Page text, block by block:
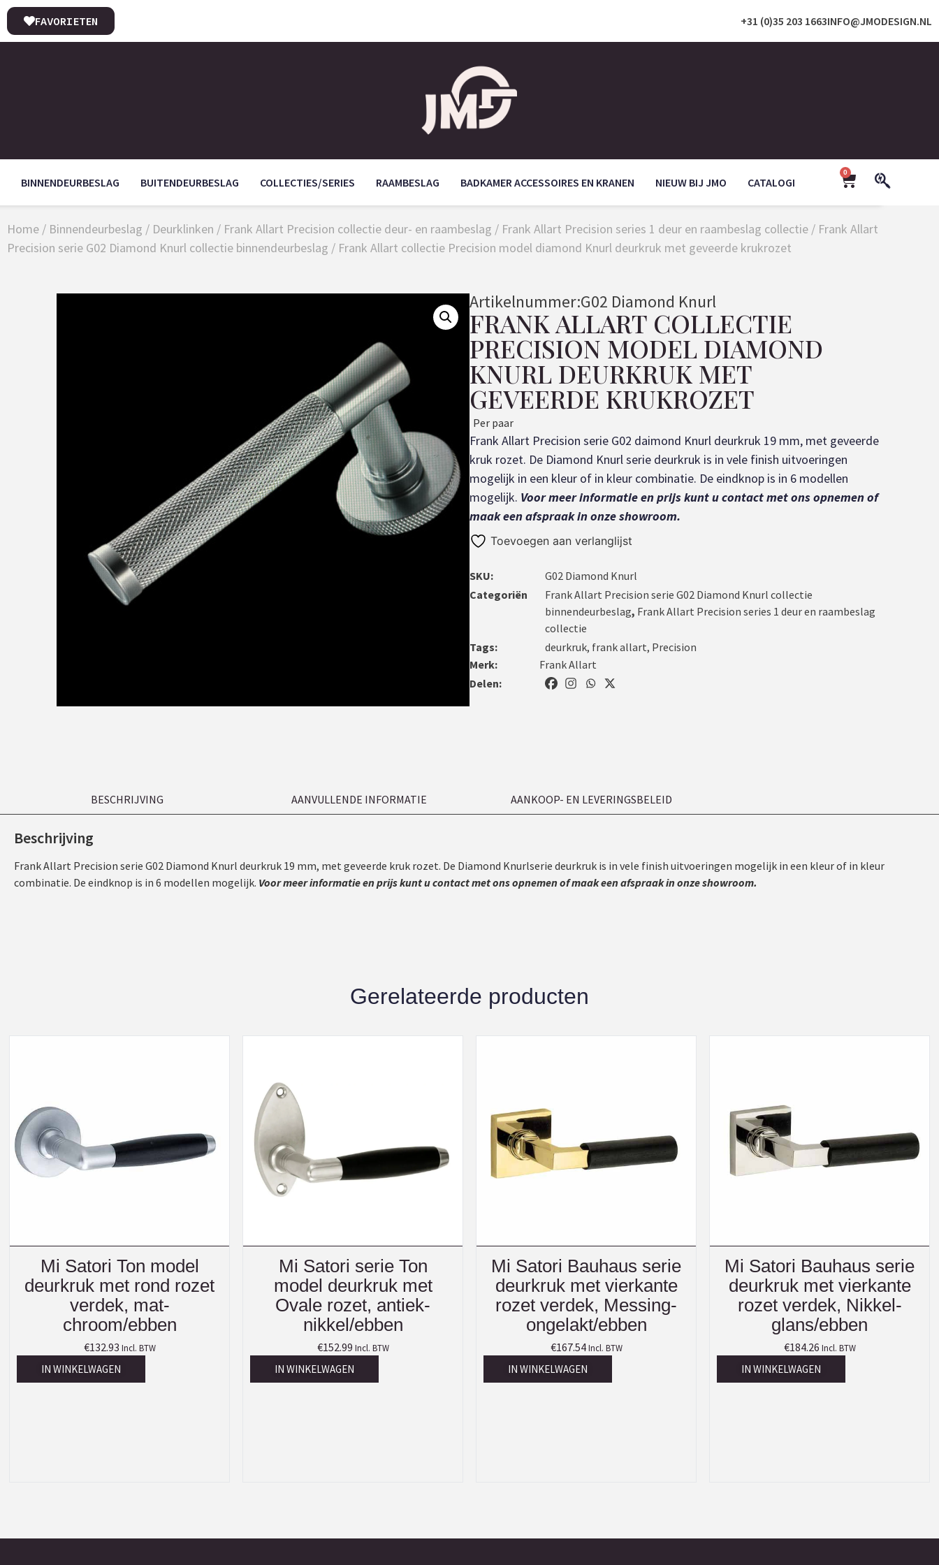
INFO@JMODESIGN.NL
+31 (0)35 203 1663
FAVORIETEN
BINNENDEURBESLAG BUITENDEURBESLAG COLLECTIES/SERIES RAAMBESLAG BADKAMER ACCESSOIRES EN KRANEN NIEUW BIJ JMO CATALOGI
0
Home / Binnendeurbeslag / Deurklinken / Frank Allart Precision collectie deur- en raambeslag / Frank Allart Precision series 1 deur en raambeslag collectie / Frank Allart
Precision serie G02 Diamond Knurl collectie binnendeurbeslag / Frank Allart collectie Precision model diamond Knurl deurkruk met geveerde krukrozet
Artikelnummer:G02 Diamond Knurl
FRANK ALLART COLLECTIE
PRECISION MODEL DIAMOND
KNURL DEURKRUK MET
GEVEERDE KRUKROZET
Per paar
Frank Allart Precision serie G02 daimond Knurl deurkruk 19 mm, met geveerde
kruk rozet. De Diamond Knurl serie deurkruk is in vele finish uitvoeringen
mogelijk in een kleur of in kleur combinatie. De eindknop is in 6 modellen
mogelijk. Voor meer informatie en prijs kunt u contact met ons opnemen of
maak een afspraak in onze showroom.
Toevoegen aan verlanglijst
SKU:
G02 Diamond Knurl
Categoriën
Frank Allart Precision serie G02 Diamond Knurl collectie
binnendeurbeslag, Frank Allart Precision series 1 deur en raambeslag
collectie
Tags:
deurkruk, frank allart, Precision
Merk:
Frank Allart
Delen:
BESCHRIJVING AANVULLENDE INFORMATIE AANKOOP- EN LEVERINGSBELEID
Beschrijving
Frank Allart Precision serie G02 Diamond Knurl deurkruk 19 mm, met geveerde kruk rozet. De Diamond Knurlserie deurkruk is in vele finish uitvoeringen mogelijk in een kleur of in kleur
combinatie. De eindknop is in 6 modellen mogelijk. Voor meer informatie en prijs kunt u contact met ons opnemen of maak een afspraak in onze showroom.
Gerelateerde producten
Mi Satori Ton model
deurkruk met rond rozet
verdek, mat-
chroom/ebben
€132.93 Incl. BTW
IN WINKELWAGEN
Mi Satori serie Ton
model deurkruk met
Ovale rozet, antiek-
nikkel/ebben
€152.99 Incl. BTW
IN WINKELWAGEN
Mi Satori Bauhaus serie
deurkruk met vierkante
rozet verdek, Messing-
ongelakt/ebben
€167.54 Incl. BTW
IN WINKELWAGEN
Mi Satori Bauhaus serie
deurkruk met vierkante
rozet verdek, Nikkel-
glans/ebben
€184.26 Incl. BTW
IN WINKELWAGEN